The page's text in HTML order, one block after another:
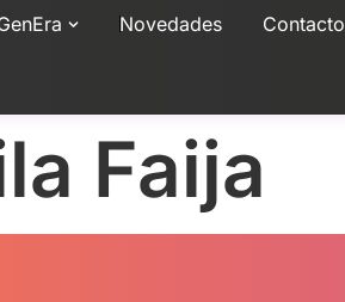
Novedades Contacto
Faija